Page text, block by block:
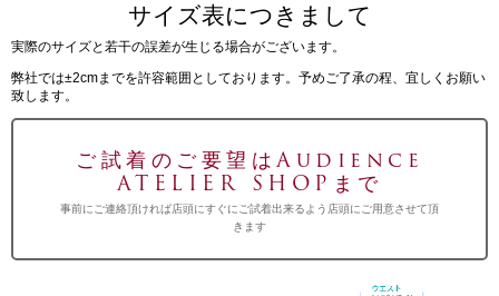
サイズ表につきまして
実際のサイズと若干の誤差が生じる場合がございます。
弊社では±2cmまでを許容範囲としております。予めご了承の程、宜しくお願い
致します。
ご試着のご要望はAudience
ATELIER SHOPまで
事前にご連絡頂ければ店頭にすぐにご試着出来るよう店頭にご用意させて頂
きます